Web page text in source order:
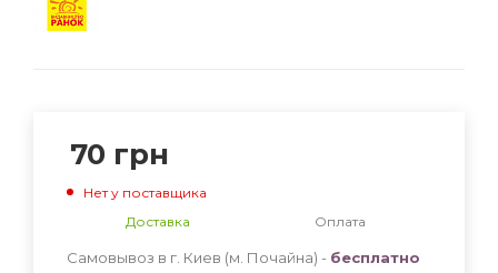
70 грн
Нет у поставщика
Доставка
Оплата
Самовывоз в г. Киев (м. Почайна) - бесплатно